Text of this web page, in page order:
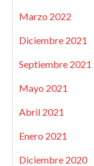
Marzo 2022
Diciembre 2021
Septiembre 2021
Mayo 2021
Abril 2021
Enero 2021
Diciembre 2020